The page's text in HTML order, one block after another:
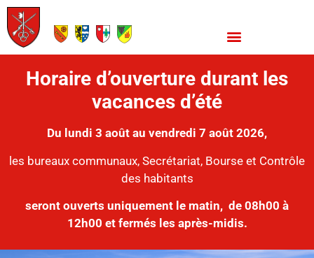
Horaire d’ouverture durant les
vacances d’été
Du lundi 3 août au vendredi 7 août 2026,
les bureaux communaux, Secrétariat, Bourse et Contrôle
des habitants
seront ouverts uniquement le matin, de 08h00 à
12h00 et fermés les après-midis.